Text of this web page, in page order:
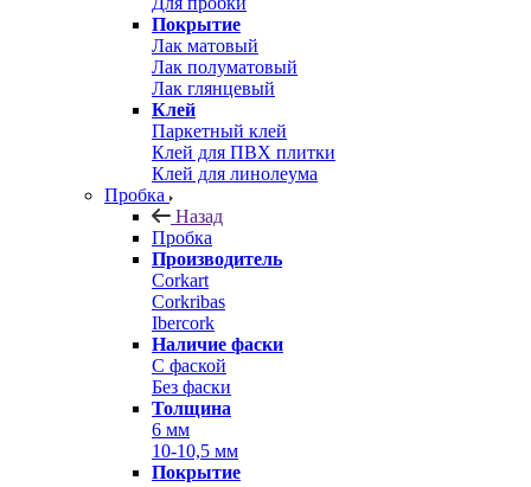
Покрытие
Лак матовый
Лак полуматовый
Лак глянцевый
Клей
Паркетный клей
Клей для ПВХ плитки
Клей для линолеума
Пробка
Назад
Пробка
Производитель
Corkart
Corkribas
Ibercork
Наличие фаски
С фаской
Без фаски
Толщина
6 мм
10-10,5 мм
Покрытие